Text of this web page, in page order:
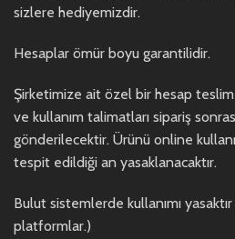
sizlere hediyemizdir.
Hesaplar ömür boyu garantilidir.
Şirketimize ait özel bir hesap teslim
ve kullanım talimatları sipariş
gönderilecektir. Ürünü online
tespit edildiği an yasaklanacaktır.
Bulut sistemlerde kullanımı
platformlar.)